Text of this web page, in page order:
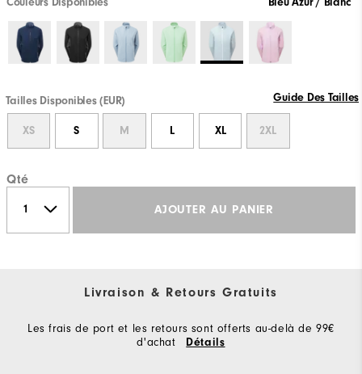
Tailles Disponibles (EUR) Guide Des Tailles
XS S M L XL 2XL
Qté
AJOUTER AU PANIER
Livraison & Retours Gratuits
Les frais de port et les retours sont offerts au-delà de 99€
d'achat
Détails